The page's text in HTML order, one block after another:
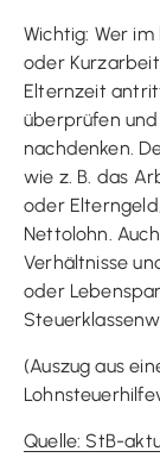
Wichtig: Wer
oder
Elternzeit
überprüfen
nachdenken.
wie z. B. das
oder
Nettolohn.
Verhältnisse
oder
(Auszug aus
Quelle: StB-